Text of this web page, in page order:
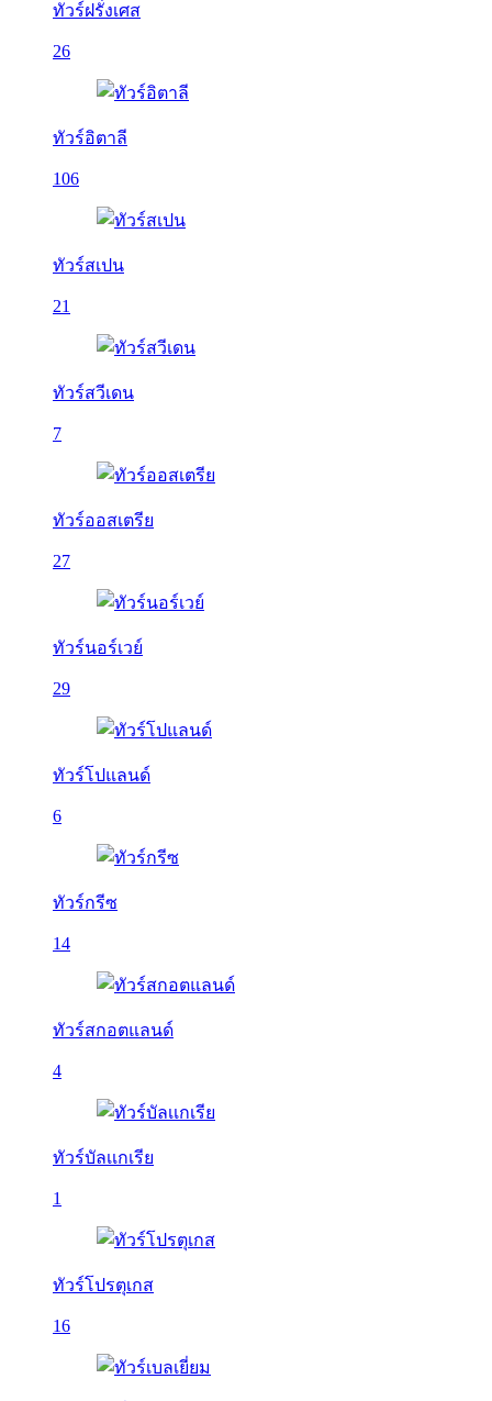
ทัวร์ฝรั่งเศส
26
ทัวร์อิตาลี
106
ทัวร์สเปน
21
ทัวร์สวีเดน
7
ทัวร์ออสเตรีย
27
ทัวร์นอร์เวย์
29
ทัวร์โปแลนด์
6
ทัวร์กรีซ
14
ทัวร์สกอตแลนด์
4
ทัวร์บัลเเกเรีย
1
ทัวร์โปรตุเกส
16